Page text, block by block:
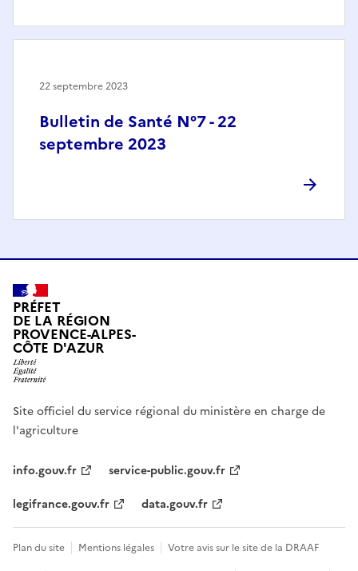
Bulletin de Santé N°7 - 22
septembre 2023
22 septembre 2023
PRÉFET
DE LA RÉGION
PROVENCE-ALPES-
CÔTE D'AZUR
Site officiel du service régional du ministère en charge de
l'agriculture
info.gouv.fr
service-public.gouv.fr
legifrance.gouv.fr
data.gouv.fr
Plan du site Mentions légales
Votre avis sur le site de la DRAAF